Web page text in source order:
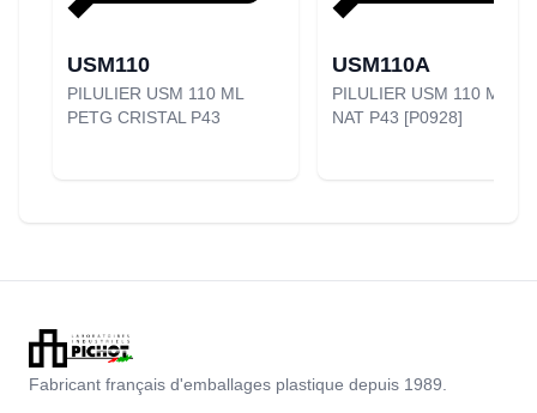
USM110
PILULIER USM 110 ML
PETG CRISTAL P43
USM110A
PILULIER USM 110 ML
NAT P43 [P0928]
Fabricant français d'emballages plastique depuis 1989.